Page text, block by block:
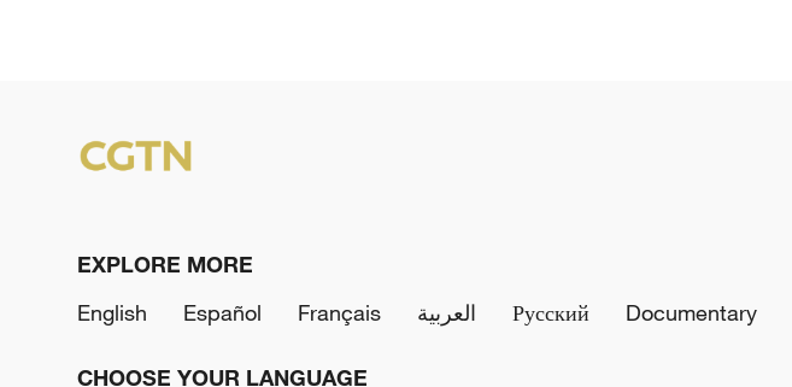
EXPLORE MORE
English
Español Français العربية Русский Documentary
CHOOSE YOUR LANGUAGE